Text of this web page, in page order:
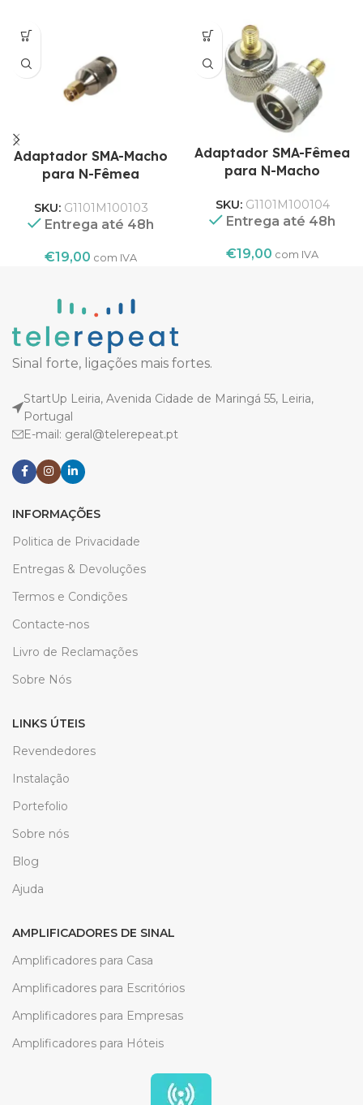
Adaptador SMA-Macho
para N-Fêmea
SKU: G1101M100103
Entrega até 48h
€19,00 com IVA
Adaptador SMA-Fêmea
para N-Macho
SKU: G1101M100104
Entrega até 48h
€19,00 com IVA
Sinal forte, ligações mais fortes.
StartUp Leiria, Avenida Cidade de Maringá 55, Leiria,
Portugal
E-mail: geral@telerepeat.pt
INFORMAÇÕES
Politica de Privacidade
Entregas & Devoluções
Termos e Condições
Contacte-nos
Livro de Reclamações
Sobre Nós
LINKS ÚTEIS
Revendedores
Instalação
Portefolio
Sobre nós
Blog
Ajuda
AMPLIFICADORES DE SINAL
Amplificadores para Casa
Amplificadores para Escritórios
Amplificadores para Empresas
Amplificadores para Hóteis